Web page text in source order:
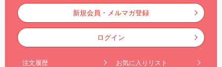
新規会員・メルマガ登録
ログイン
注文履歴 お気に入りリスト